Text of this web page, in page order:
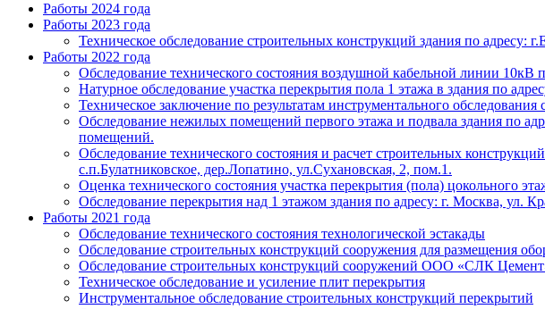
Работы 2024 года
Работы 2023 года
Техническое обследование строительных конструкций здания по адресу:
Работы 2022 года
Обследование технического состояния воздушной кабельной линии
Натурное обследование участка перекрытия пола 1 этажа в здания по
Техническое заключение по результатам инструментального
Обследование нежилых помещений первого этажа и подвала здания по
помещений.
Обследование технического состояния и расчет строительных
с.п.Булатниковское, дер.Лопатино, ул.Сухановская, 2, пом.1.
Оценка технического состояния участка перекрытия (пола) цокольного
Обследование перекрытия над 1 этажом здания по адресу: г. Москва, ул.
Работы 2021 года
Обследование технического состояния технологической эстакады
Обследование строительных конструкций сооружения для размещения
Обследование строительных конструкций сооружений ООО «СЛК
Техническое обследование и усиление плит перекрытия
Инструментальное обследование строительных конструкций перекрытий